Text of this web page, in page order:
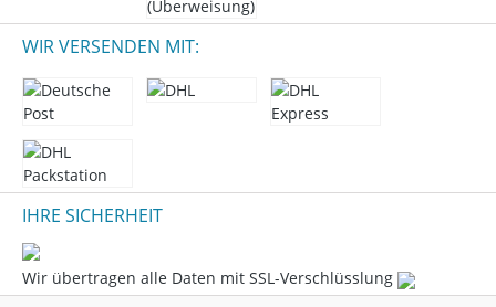
WIR VERSENDEN MIT:
IHRE SICHERHEIT
Wir übertragen alle Daten mit SSL-Verschlüsslung